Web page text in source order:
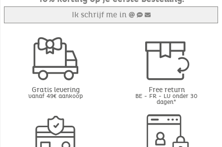
Ik schrijf me in
Gratis levering
vanaf 49€ aankoop
Free return
BE - FR - LU onder 30
dagen*